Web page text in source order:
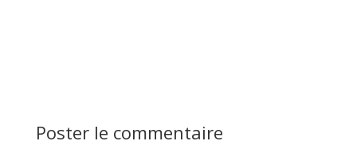
Poster le commentaire